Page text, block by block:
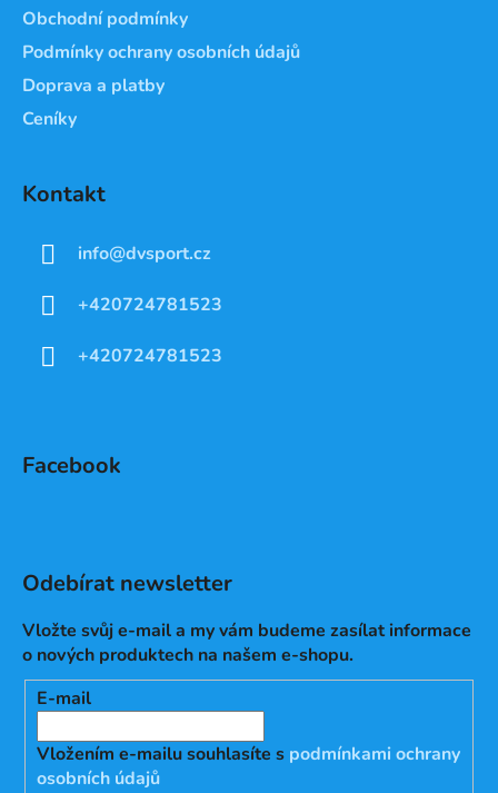
Obchodní podmínky
Podmínky ochrany osobních údajů
Doprava a platby
Ceníky
Kontakt
info@dvsport.cz
+420724781523
+420724781523
Facebook
Odebírat newsletter
Vložte svůj e-mail a my vám budeme zasílat informace
o nových produktech na našem e-shopu.
E-mail
Vložením e-mailu souhlasíte s podmínkami ochrany
osobních údajů